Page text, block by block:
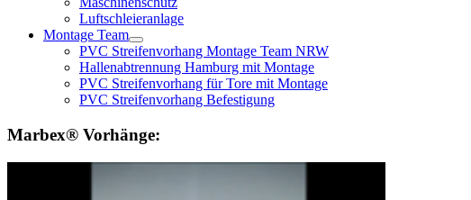
Luftschleieranlage
Montage Team
PVC Streifenvorhang Montage Team NRW
Hallenabtrennung Hamburg mit Montage
PVC Streifenvorhang für Tore mit Montage
PVC Streifenvorhang Befestigung
Marbex® Vorhänge: